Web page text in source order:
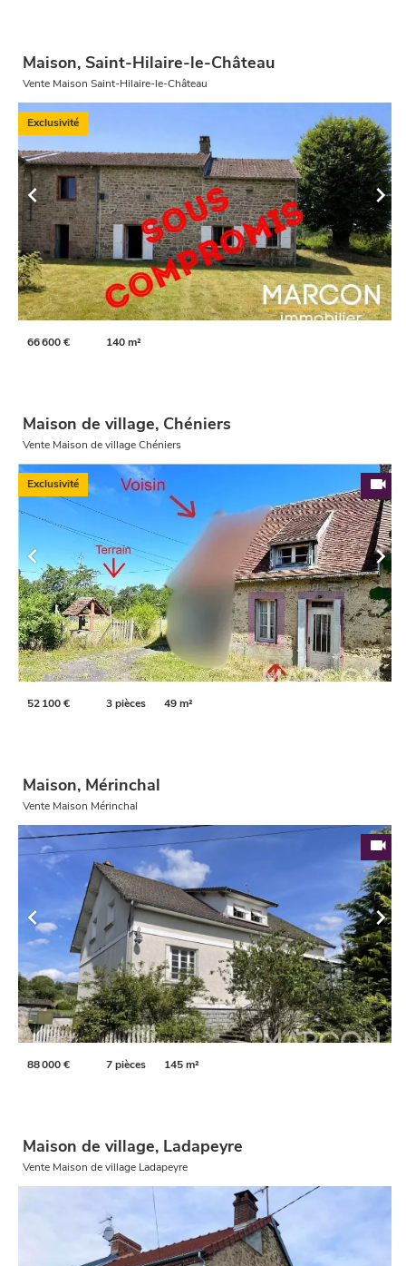
Maison, Saint-Hilaire-le-Château
Vente Maison Saint-Hilaire-le-Château
66 600 € 140 m²
Exclusivité
Maison de village, Chéniers
Vente Maison de village Chéniers
52 100 € 3 pièces 49 m²
Exclusivité
Maison, Mérinchal
Vente Maison Mérinchal
88 000 € 7 pièces 145 m²
Maison de village, Ladapeyre
Vente Maison de village Ladapeyre